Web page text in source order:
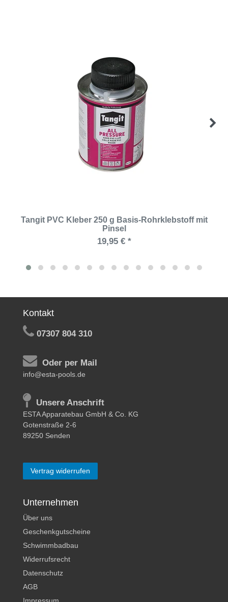
Tangit PVC Kleber 250 g Basis-Rohrklebstoff mit
Pinsel
19,95 € *
Kontakt
07307 804 310
Oder per Mail
info@esta-pools.de
Unsere Anschrift
ESTA Apparatebau GmbH & Co. KG
Gotenstraße 2-6
89250 Senden
Vertrag widerrufen
Unternehmen
Über uns
Geschenkgutscheine
Schwimmbadbau
Widerrufsrecht
Datenschutz
AGB